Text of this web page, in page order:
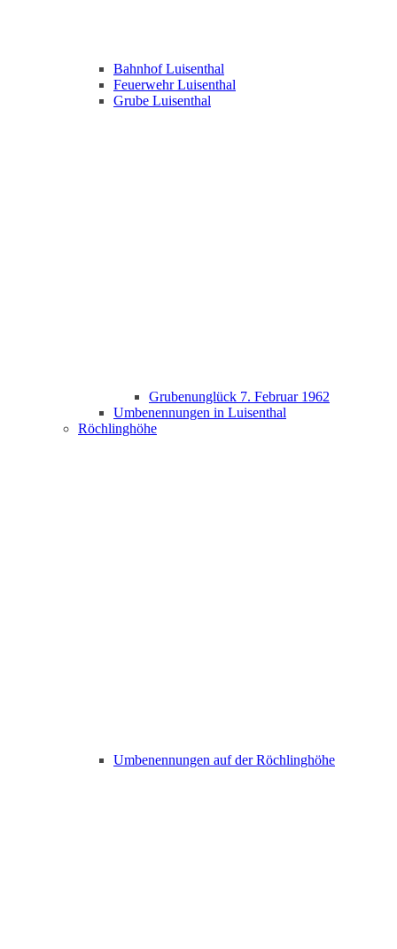
Bahnhof Luisenthal
Feuerwehr Luisenthal
Grube Luisenthal
Grubenunglück 7. Februar 1962
Umbenennungen in Luisenthal
Röchlinghöhe
Umbenennungen auf der Röchlinghöhe